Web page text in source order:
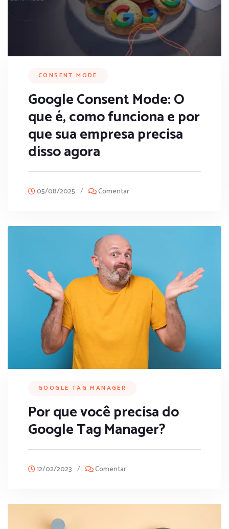
CONSENT MODE
Google Consent Mode: O
que é, como funciona e por
que sua empresa precisa
disso agora
05/08/2025 / Comentar
GOOGLE TAG MANAGER
Por que você precisa do
Google Tag Manager?
12/02/2023 / Comentar